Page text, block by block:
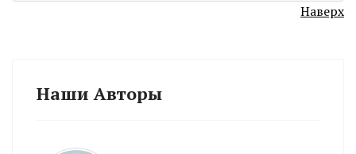
Наверх
Наши Авторы